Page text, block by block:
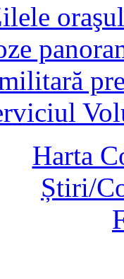
Harta
Știri/